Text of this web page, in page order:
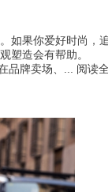
如果你爱好时尚，
塑造会有帮助。
品牌卖场、...
阅读